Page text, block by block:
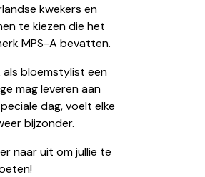
kwekers en
te kiezen die het
MPS-A bevatten.
als bloemstylist een
mag leveren aan
dag, voelt elke
bijzonder.
naar uit om jullie te